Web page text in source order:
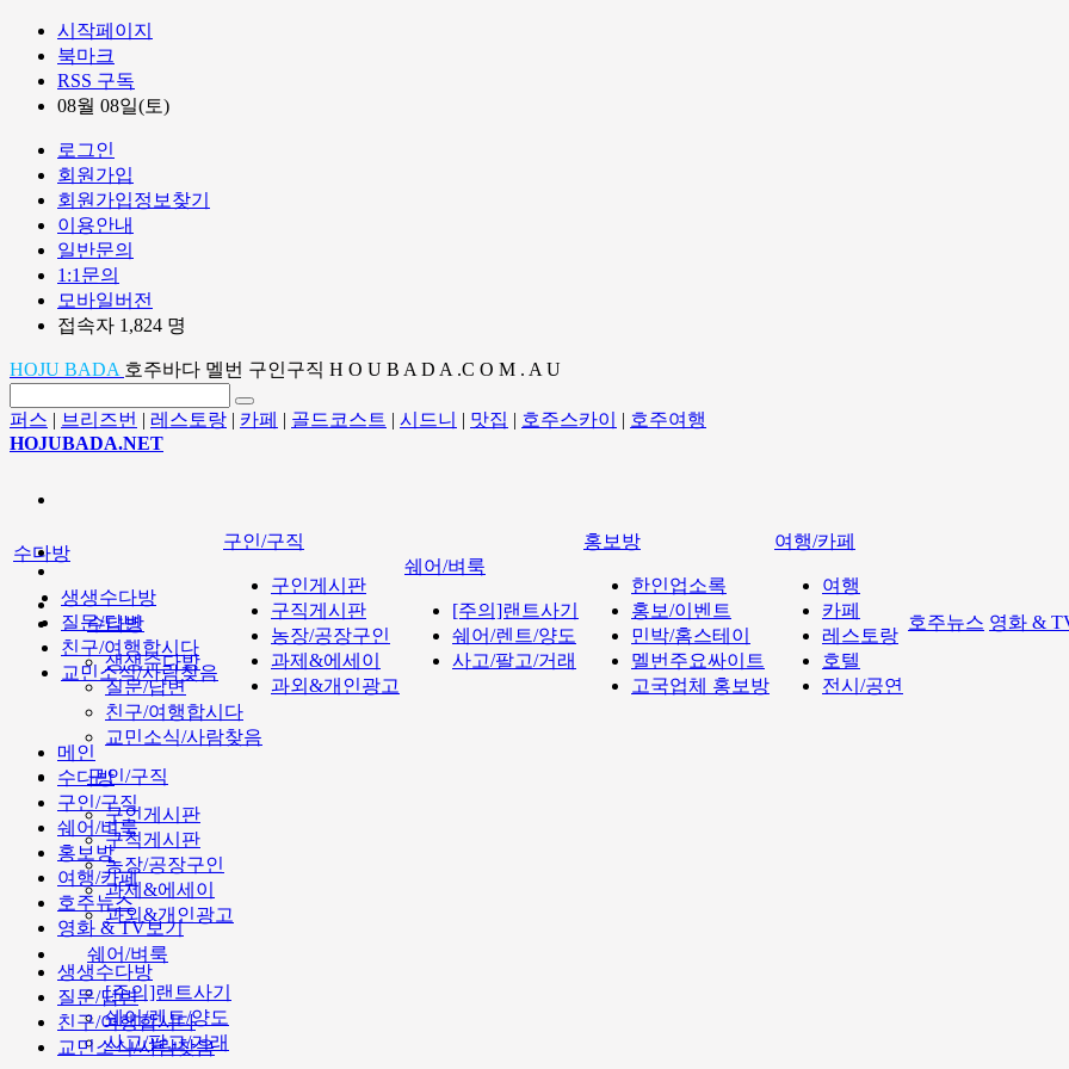
시작페이지
북마크
RSS 구독
08월 08일(토)
로그인
회원가입
회원가입정보찾기
이용안내
일반문의
1:1문의
모바일버전
접속자 1,824 명
HOJU BADA 호주바다 멜번 구인구직 H O U B A D A .C O M . A U
퍼스 | 브리즈번 | 레스토랑 | 카페 | 골드코스트 | 시드니 | 맛집 | 호주스카이 | 호주여행
HOJUBADA.NET
수다방
생생수다방
질문/답변
친구/여행합시다
교민소식/사람찾음
구인/구직
구인게시판
구직게시판
농장/공장구인
과제&에세이
과외&개인광고
쉐어/벼룩
[주의]랜트사기
쉐어/렌트/양도
사고/팔고/거래
수다방
생생수다방
질문/답변
친구/여행합시다
교민소식/사람찾음
구인/구직
구인게시판
구직게시판
농장/공장구인
과제&에세이
과외&개인광고
쉐어/벼룩
[주의]랜트사기
쉐어/렌트/양도
사고/팔고/거래
홍보방
한인업소록
홍보/이벤트
민박/홈스테이
멜번주요싸이트
고국업체 홍보방
여행/카페
여행
카페
레스토랑
호텔
전시/공연
호주뉴스 영화 &
메인
수다방
구인/구직
쉐어/벼룩
홍보방
여행/카페
호주뉴스
영화 & TV보기
생생수다방
질문/답변
친구/여행합시다
교민소식/사람찾음